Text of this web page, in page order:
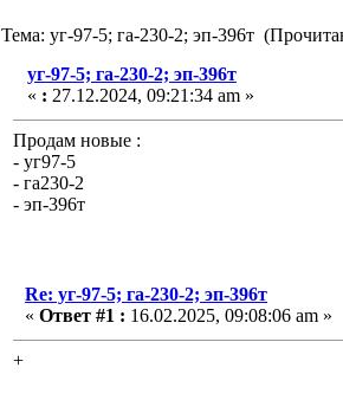
Тема: уг-97-5; га-230-2; эп-396т
уг-97-5; га-230-2; эп-396т
« : 27.12.2024, 09:21:34 am »
Продам новые :
- уг97-5
- га230-2
- эп-396т
Re: уг-97-5; га-230-2; эп-396т
« Ответ #1 : 16.02.2025, 09:08:06 am »
+